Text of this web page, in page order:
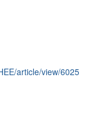
article/view/6025